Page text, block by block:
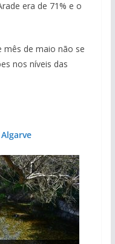
era de 71% e o
mês de maio não se
nos níveis das
de 108